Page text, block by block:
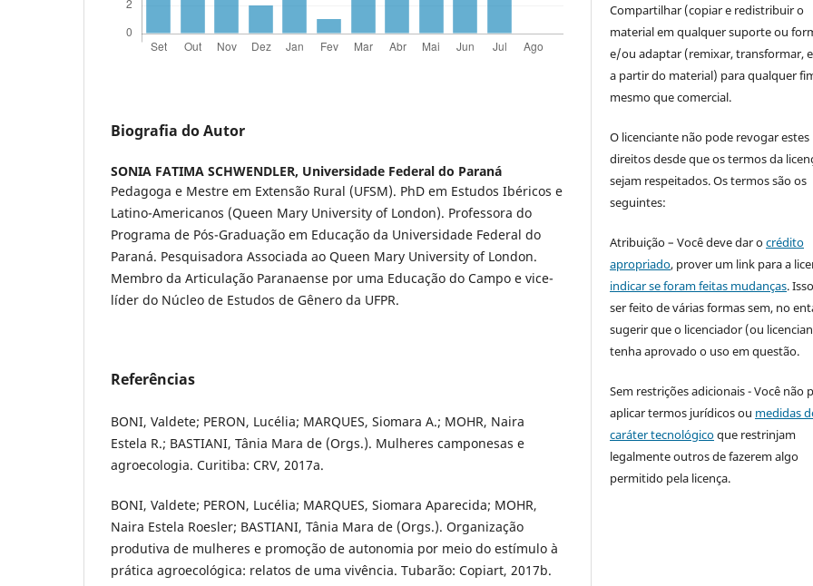
Biografia do Autor
SONIA FATIMA SCHWENDLER, Universidade Federal do Paraná
Pedagoga e Mestre em Extensão Rural (UFSM). PhD em Estudos Ibéricos e
Latino-Americanos (Queen Mary University of London). Professora do
Programa de Pós-Graduação em Educação da Universidade Federal do
Paraná. Pesquisadora Associada ao Queen Mary University of London.
Membro da Articulação Paranaense por uma Educação do Campo e vice-
líder do Núcleo de Estudos de Gênero da UFPR.
Referências
BONI, Valdete; PERON, Lucélia; MARQUES, Siomara A.; MOHR, Naira
Estela R.; BASTIANI, Tânia Mara de (Orgs.). Mulheres camponesas e
agroecologia. Curitiba: CRV, 2017a.
BONI, Valdete; PERON, Lucélia; MARQUES, Siomara Aparecida; MOHR,
Naira Estela Roesler; BASTIANI, Tânia Mara de (Orgs.). Organização
produtiva de mulheres e promoção de autonomia por meio do estímulo à
prática agroecológica: relatos de uma vivência. Tubarão: Copiart, 2017b.
Compartilhar (copiar e redistribuir o
material em qualquer suporte ou
e/ou adaptar (remixar, transformar,
a partir do material) para qualquer
mesmo que comercial.
O licenciante não pode revogar estes
direitos desde que os termos da
sejam respeitados. Os termos são os
seguintes:
Atribuição – Você deve dar ocrédito
apropriado, prover um link para a
indicar se foram feitas mudanças.
ser feito de várias formas sem, no
sugerir que o licenciador (ou
tenha aprovado o uso em questão.
Sem restrições adicionais - Você não
aplicar termos jurídicos ou medidas
caráter tecnológicoque restrinjam
legalmente outros de fazerem algo
permitido pela licença.